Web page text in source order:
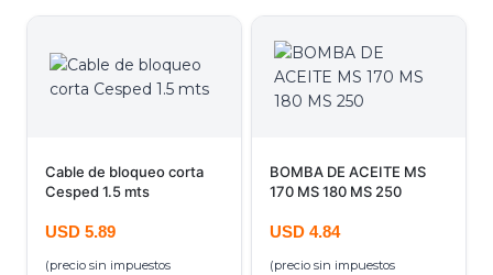
Cable de bloqueo corta
Cesped 1.5 mts
USD 5.89
(precio sin impuestos
BOMBA DE ACEITE MS
170 MS 180 MS 250
USD 4.84
(precio sin impuestos